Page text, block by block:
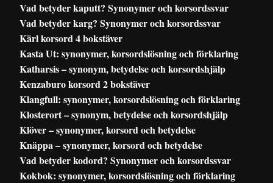
Vad betyder kaputt? Synonymer och korsordssvar
Vad betyder karg? Synonymer och korsordssvar
Kärl korsord 4 bokstäver
Kasta Ut: synonymer, korsordslösning och förklaring
Katharsis – synonym, betydelse och korsordshjälp
Kenzaburo korsord 2 bokstäver
Klangfull: synonymer, korsordslösning och förklaring
Klosterort – synonym, betydelse och korsordshjälp
Klöver – synonymer, korsord och betydelse
Knäppa – synonymer, korsord och betydelse
Vad betyder kodord? Synonymer och korsordssvar
Kokbok: synonymer, korsordslösning och förklaring